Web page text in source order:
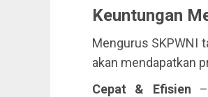
Keuntungan
Mengurus SKPWNI
akan mendapatkan
Cepat & Efisien